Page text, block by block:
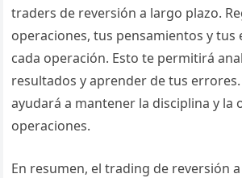
traders de reversión a largo plazo.
operaciones, tus pensamientos y tus
cada operación. Esto te permitirá
resultados y aprender de tus
ayudará a mantener la disciplina y la
operaciones.
En resumen, el trading de reversión